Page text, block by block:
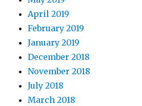
April 2019
February 2019
January 2019
December 2018
November 2018
July 2018
March 2018